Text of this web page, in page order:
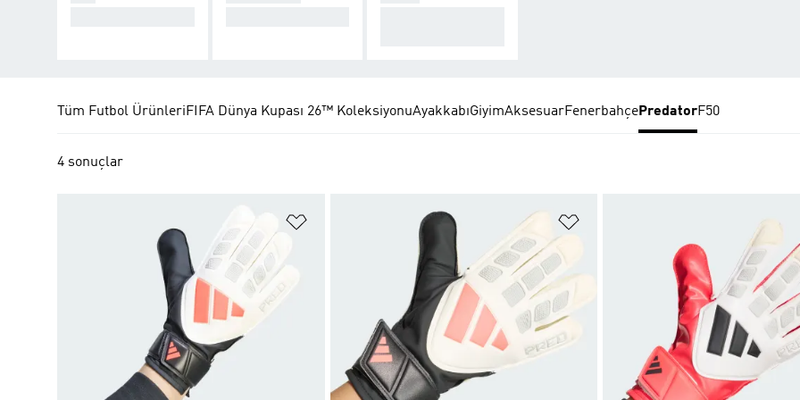
Tüm Futbol ÜrünleriFIFA Dünya Kupası 26™ KoleksiyonuAyakkabıGiyimAksesuarFenerbahçePredatorF50
4 sonuçlar
Favori Listesine Ekle